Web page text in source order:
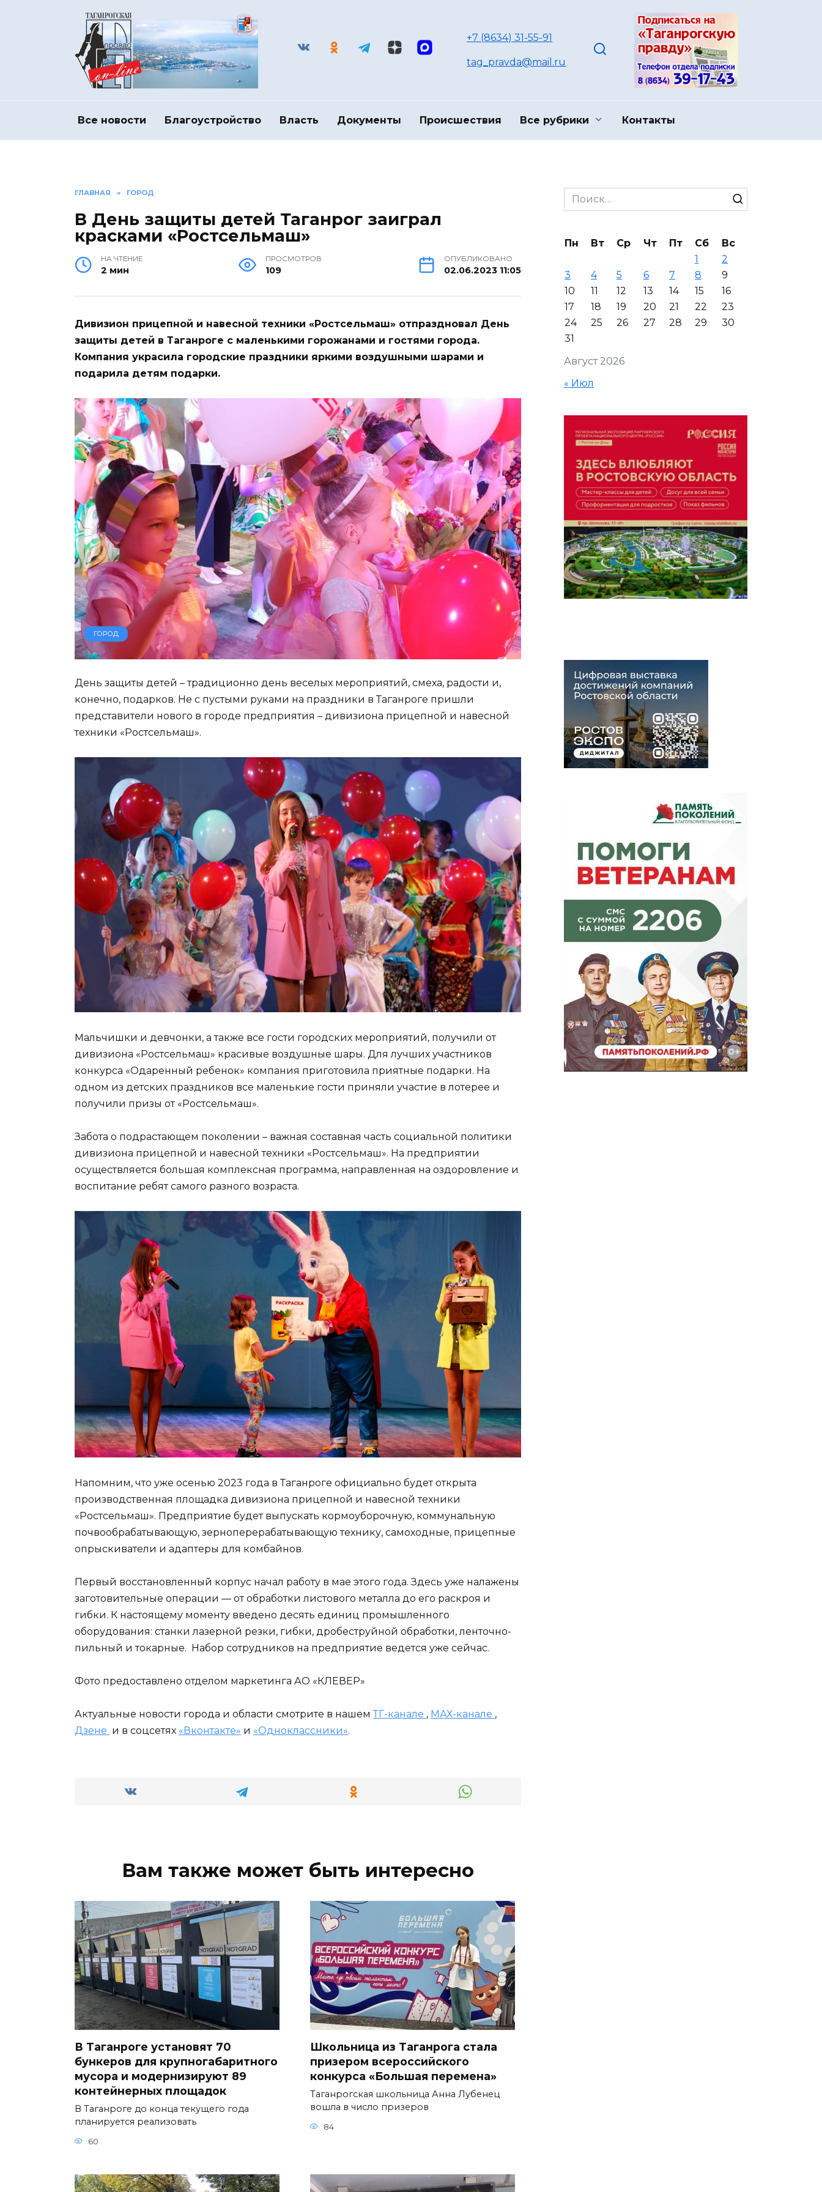
+7 (8634) 31-55-91
tag_pravda@mail.ru
Все новости Благоустройство Власть Документы Происшествия Все рубрики Контакты
ГЛАВНАЯ » ГОРОД
В День защиты детей Таганрог заиграл
красками «Ростсельмаш»
НА ЧТЕНИЕ
2 мин
ПРОСМОТРОВ
109
ОПУБЛИКОВАНО
02.06.2023 11:05
Дивизион прицепной и навесной техники «Ростсельмаш» отпраздновал День
защиты детей в Таганроге с маленькими горожанами и гостями города.
Компания украсила городские праздники яркими воздушными шарами и
подарила детям подарки.
ГОРОД
День защиты детей – традиционно день веселых мероприятий, смеха, радости и,
конечно, подарков. Не с пустыми руками на праздники в Таганроге пришли
представители нового в городе предприятия – дивизиона прицепной и навесной
техники «Ростсельмаш».
Мальчишки и девчонки, а также все гости городских мероприятий, получили от
дивизиона «Ростсельмаш» красивые воздушные шары. Для лучших участников
конкурса «Одаренный ребенок» компания приготовила приятные подарки. На
одном из детских праздников все маленькие гости приняли участие в лотерее и
получили призы от «Ростсельмаш».
Забота о подрастающем поколении – важная составная часть социальной политики
дивизиона прицепной и навесной техники «Ростсельмаш». На предприятии
осуществляется большая комплексная программа, направленная на оздоровление и
воспитание ребят самого разного возраста.
Напомним, что уже осенью 2023 года в Таганроге официально будет открыта
производственная площадка дивизиона прицепной и навесной техники
«Ростсельмаш». Предприятие будет выпускать кормоуборочную, коммунальную
почвообрабатывающую, зерноперерабатывающую технику, самоходные, прицепные
опрыскиватели и адаптеры для комбайнов.
Первый восстановленный корпус начал работу в мае этого года. Здесь уже налажены
заготовительные операции — от обработки листового металла до его раскроя и
гибки. К настоящему моменту введено десять единиц промышленного
оборудования: станки лазерной резки, гибки, дробеструйной обработки, ленточно-
пильный и токарные. Набор сотрудников на предприятие ведется уже сейчас.
Фото предоставлено отделом маркетинга АО «КЛЕВЕР»
Актуальные новости города и области смотрите в нашем ТГ-канале , МАХ-канале ,
Дзене и в соцсетях «Вконтакте» и «Одноклассники».
Вам также может быть интересно
В Таганроге установят 70
бункеров для крупногабаритного
мусора и модернизируют 89
контейнерных площадок
В Таганроге до конца текущего года
планируется реализовать
60
Школьница из Таганрога стала
призером всероссийского
конкурса «Большая перемена»
Таганрогская школьница Анна Лубенец
вошла в число призеров
84
Search
for:
Август 2026
Пн Вт Ср Чт Пт Сб
Вс
1
2
3
4 5 6 7 8
9
10
11 12 13 14 15
16
17
18 19 20 21 22
23
24
25 26 27 28 29
30
31
« Июл